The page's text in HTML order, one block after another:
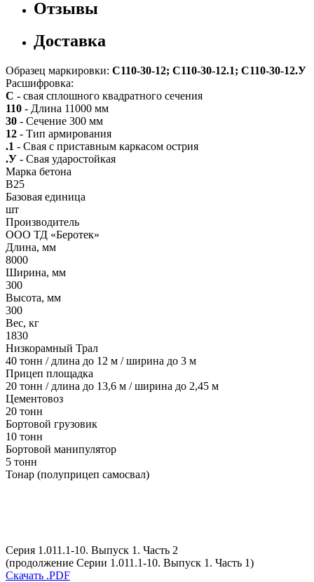
Отзывы
Доставка
Образец маркировки: С110-30-12; С110-30-12.1; С110-30-12.У
Расшифровка:
С - свая сплошного квадратного сечения
110 - Длина 11000 мм
30 - Сечение 300 мм
12 - Тип армирования
.1 - Свая с приставным каркасом острия
.У - Свая ударостойкая
Марка бетона
B25
Базовая единица
шт
Производитель
ООО ТД «Беротек»
Длина, мм
8000
Ширина, мм
300
Высота, мм
300
Вес, кг
1830
Низкорамный Трал
40 тонн / длина до 12 м / ширина до 3 м
Прицеп площадка
20 тонн / длина до 13,6 м / ширина до 2,45 м
Цементовоз
20 тонн
Бортовой грузовик
10 тонн
Бортовой манипулятор
5 тонн
Тонар (полуприцеп самосвал)
Серия 1.011.1-10. Выпуск 1. Часть 2
(продолжение Серии 1.011.1-10. Выпуск 1. Часть 1)
Скачать .PDF